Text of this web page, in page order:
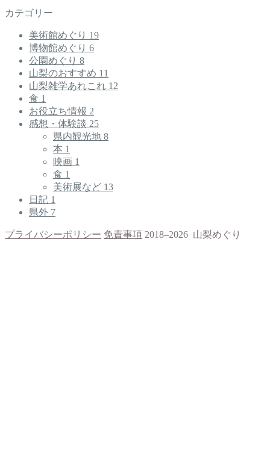
カテゴリー
美術館めぐり 19
博物館めぐり 6
公園めぐり 8
山梨のおすすめ 11
山梨雑学あれこれ 12
食 1
お役立ち情報 2
感想・体験談 25
県内観光地 8
本 1
映画 1
食 1
美術展など 13
日記 1
県外 7
プライバシーポリシー 免責事項 2018–2026 山梨めぐり